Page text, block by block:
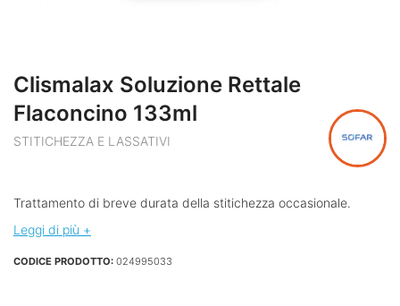
Clismalax Soluzione Rettale
Flaconcino 133ml
STITICHEZZA E LASSATIVI
Trattamento di breve durata della stitichezza occasionale.
Leggi di più +
CODICE PRODOTTO: 024995033